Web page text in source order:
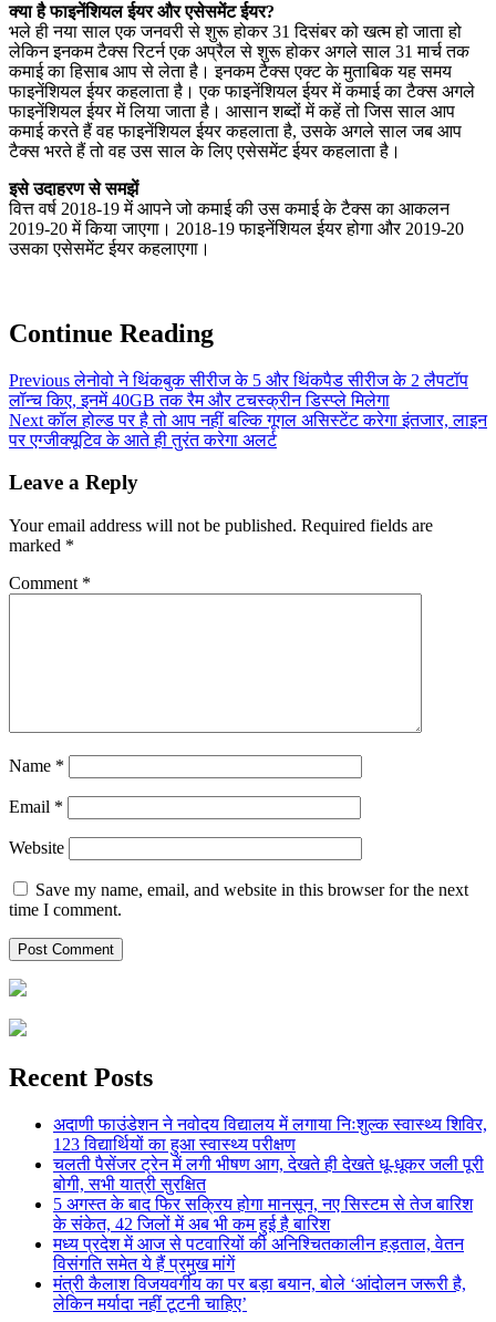
क्या है फाइनेंशियल ईयर और एसेसमेंट ईयर?
भले ही नया साल एक जनवरी से शुरू होकर 31 दिसंबर को खत्म हो जाता हो
लेकिन इनकम टैक्स रिटर्न एक अप्रैल से शुरू होकर अगले साल 31 मार्च तक
कमाई का हिसाब आप से लेता है। इनकम टैक्स एक्ट के मुताबिक यह समय
फाइनेंशियल ईयर कहलाता है। एक फाइनेंशियल ईयर में कमाई का टैक्स अगले
फाइनेंशियल ईयर में लिया जाता है। आसान शब्दों में कहें तो जिस साल आप
कमाई करते हैं वह फाइनेंशियल ईयर कहलाता है, उसके अगले साल जब आप
टैक्स भरते हैं तो वह उस साल के लिए एसेसमेंट ईयर कहलाता है।
इसे उदाहरण से समझें
वित्त वर्ष 2018-19 में आपने जो कमाई की उस कमाई के टैक्स का आकलन
2019-20 में किया जाएगा। 2018-19 फाइनेंशियल ईयर होगा और 2019-20
उसका एसेसमेंट ईयर कहलाएगा।
Continue Reading
Previousलेनोवो ने थिंकबुक सीरीज के 5 और थिंकपैड सीरीज के 2 लैपटॉप
लॉन्च किए, इनमें 40GB तक रैम और टचस्क्रीन डिस्प्ले मिलेगा
Nextकॉल होल्ड पर है तो आप नहीं बल्कि गूगल असिस्टेंट करेगा इंतजार, लाइन
पर एग्जीक्यूटिव के आते ही तुरंत करेगा अलर्ट
Leave a Reply
Your email address will not be published. Required fields are
marked *
Comment *
Name *
Email *
Website
Save my name, email, and website in this browser for the next
time I comment.
Recent Posts
अदाणी फाउंडेशन ने नवोदय विद्यालय में लगाया निःशुल्क स्वास्थ्य शिविर,
123 विद्यार्थियों का हुआ स्वास्थ्य परीक्षण
चलती पैसेंजर ट्रेन में लगी भीषण आग, देखते ही देखते धू-धूकर जली पूरी
बोगी, सभी यात्री सुरक्षित
5 अगस्त के बाद फिर सक्रिय होगा मानसून, नए सिस्टम से तेज बारिश
के संकेत, 42 जिलों में अब भी कम हुई है बारिश
मध्य प्रदेश में आज से पटवारियों की अनिश्चितकालीन हड़ताल, वेतन
विसंगति समेत ये हैं प्रमुख मांगें
मंत्री कैलाश विजयवर्गीय का पर बड़ा बयान, बोले ‘आंदोलन जरूरी है,
लेकिन मर्यादा नहीं टूटनी चाहिए’